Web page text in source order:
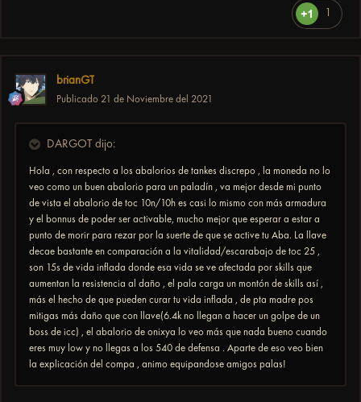
1
brianGT
Publicado 21 de Noviembre del 2021
DARGOT dijo:
Hola , con respecto a los abalorios de tankes discrepo , la moneda no lo
veo como un buen abalorio para un paladín , va mejor desde mi punto
de vista el abalorio de toc 10n/10h es casi lo mismo con más armadura
y el bonnus de poder ser activable, mucho mejor que esperar a estar a
punto de morir para rezar por la suerte de que se active tu Aba. La llave
decae bastante en comparación a la vitalidad/escarabajo de toc 25 ,
son 15s de vida inflada donde esa vida se ve afectada por skills que
aumentan la resistencia al daño , el pala carga un montón de skills así ,
más el hecho de que pueden curar tu vida inflada , de pta madre pos
mitigas más daño que con llave(6.4k no llegan a hacer un golpe de un
boss de icc) , el abalorio de onixya lo veo más que nada bueno cuando
eres muy low y no llegas a los 540 de defensa . Aparte de eso veo bien
la explicación del compa , animo equipandose amigos palas!